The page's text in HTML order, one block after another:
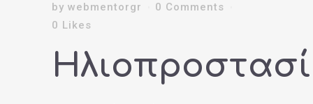
by webmentorgr
0 Comments
0 Likes